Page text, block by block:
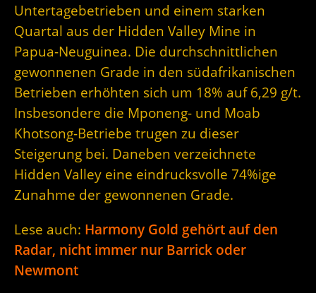
Untertagebetrieben und einem starken
Quartal aus der Hidden Valley Mine in
Papua-Neuguinea. Die durchschnittlichen
gewonnenen Grade in den südafrikanischen
Betrieben erhöhten sich um 18% auf 6,29 g/t.
Insbesondere die Mponeng- und Moab
Khotsong-Betriebe trugen zu dieser
Steigerung bei. Daneben verzeichnete
Hidden Valley eine eindrucksvolle 74%ige
Zunahme der gewonnenen Grade.
Lese auch: Harmony Gold gehört auf den
Radar, nicht immer nur Barrick oder
Newmont